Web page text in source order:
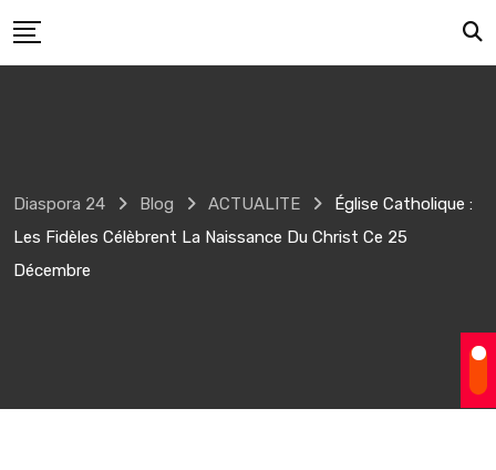
to
Diaspora 24 Blog ACTUALITE
Église Catholique :
Les Fidèles Célèbrent La Naissance Du Christ Ce 25
Décembre